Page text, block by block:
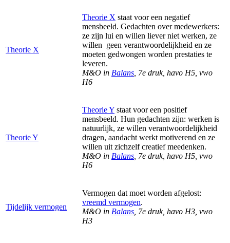
Theorie X
Theorie X staat voor een negatief
mensbeeld. Gedachten over medewerkers:
ze zijn lui en willen liever niet werken, ze
willen geen verantwoordelijkheid en ze
moeten gedwongen worden prestaties te
leveren.
M&O in Balans , 7e druk, havo H5, vwo
H6
Theorie Y
Theorie Y staat voor een positief
mensbeeld. Hun gedachten zijn: werken is
natuurlijk, ze willen verantwoordelijkheid
dragen, aandacht werkt motiverend en ze
willen uit zichzelf creatief meedenken.
M&O in Balans , 7e druk, havo H5, vwo
H6
Tijdelijk vermogen
Vermogen dat moet worden afgelost:
vreemd vermogen.
M&O in Balans , 7e druk, havo H3, vwo
H3